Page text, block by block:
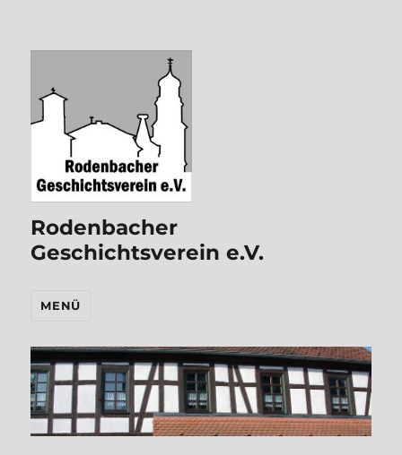
Rodenbacher
Geschichtsverein e.V.
MENÜ